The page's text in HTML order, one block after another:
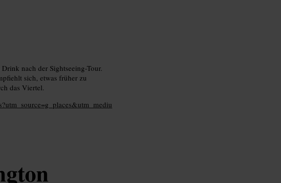
nach der Sightseeing-Tour.
sich, etwas früher zu
das Viertel.